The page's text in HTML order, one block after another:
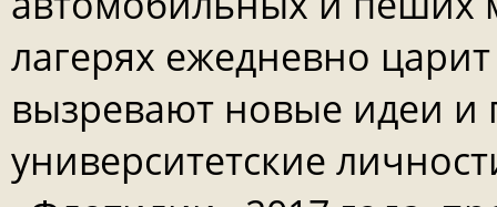
лагерях ежедневно
вызревают новые идеи
университетские